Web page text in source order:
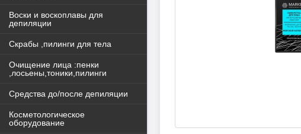
Воски и воскоплавы для
депиляции
Скрабы ,пилинги для тела
Очищение лица :пенки
,лосьены,тоники,пилинги
Средства до/после депиляции
Косметологическое
оборудование